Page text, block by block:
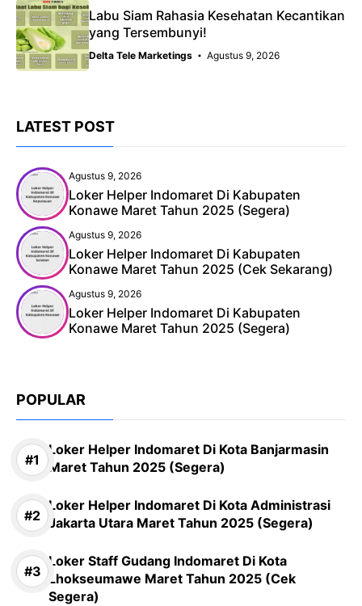
Labu Siam Rahasia Kesehatan Kecantikan
yang Tersembunyi!
Delta Tele Marketings Agustus 9, 2026
LATEST POST
Agustus 9, 2026
Loker Helper Indomaret Di Kabupaten
Konawe Maret Tahun 2025 (Segera)
Agustus 9, 2026
Loker Helper Indomaret Di Kabupaten
Konawe Maret Tahun 2025 (Cek Sekarang)
Agustus 9, 2026
Loker Helper Indomaret Di Kabupaten
Konawe Maret Tahun 2025 (Segera)
POPULAR
Loker Helper Indomaret Di Kota Banjarmasin
Maret Tahun 2025 (Segera)
Loker Helper Indomaret Di Kota Administrasi
Jakarta Utara Maret Tahun 2025 (Segera)
Loker Staff Gudang Indomaret Di Kota
Lhokseumawe Maret Tahun 2025 (Cek
Segera)